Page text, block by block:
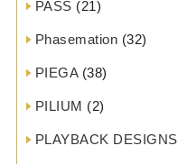
PASS (21)
Phasemation (32)
PIEGA(38)
PILIUM (2)
PLAYBACK DESIGNS